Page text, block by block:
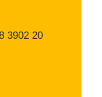
3902 20